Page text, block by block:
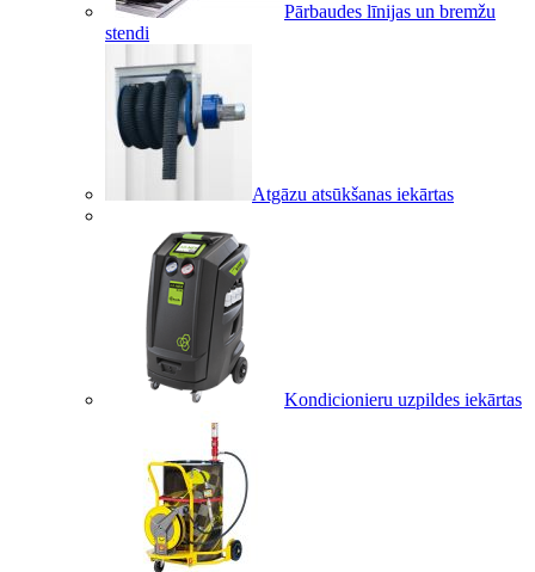
Pārbaudes līnijas un bremžu
stendi
Atgāzu atsūkšanas iekārtas
Kondicionieru uzpildes iekārtas